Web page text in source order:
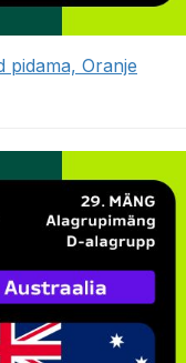
pidama, Oranje